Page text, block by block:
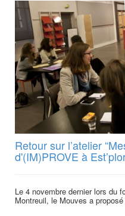
Retour sur l’atelier
d'(IM)PROVE à
Le 4 novembre dernier lors du
Montreuil, le Mouves a